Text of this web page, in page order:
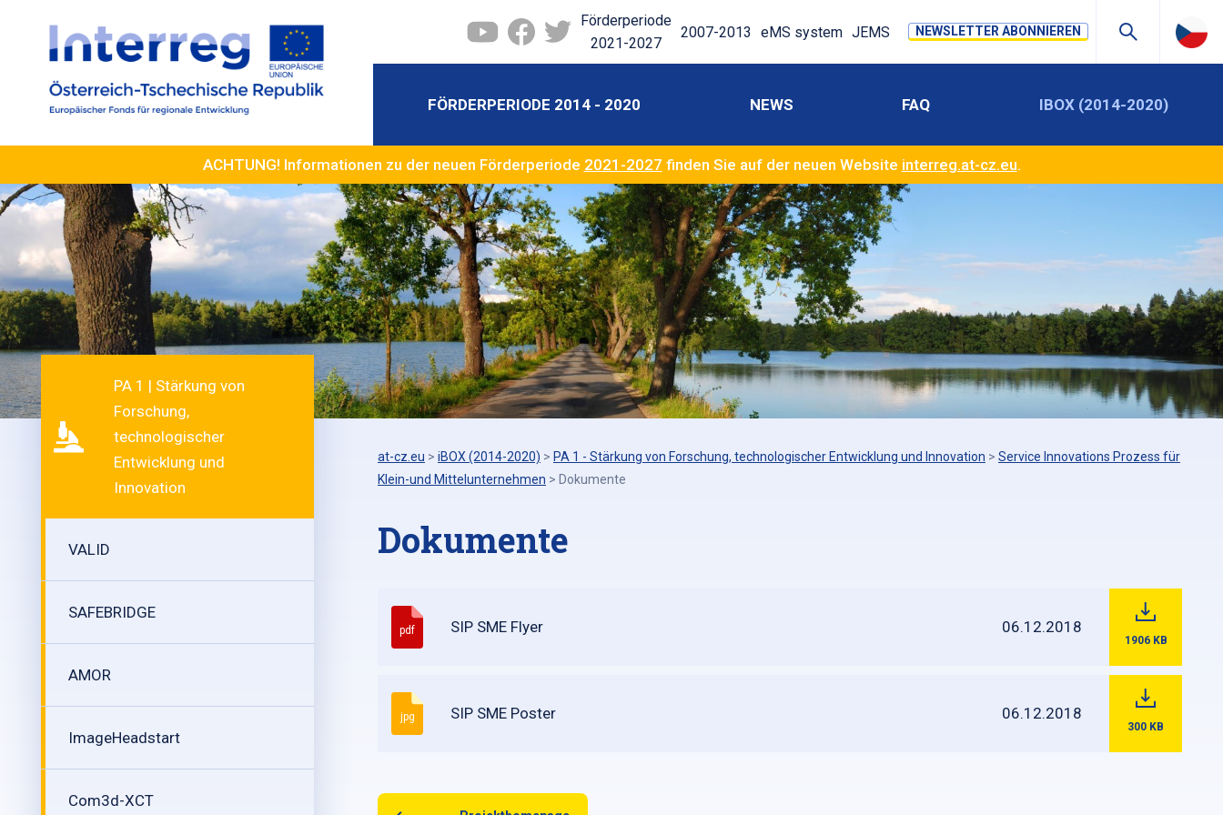
Förderperiode
2021-2027
2007-2013 eMS system JEMS NEWSLETTER ABONNIEREN
FÖRDERPERIODE 2014 - 2020 NEWS FAQ IBOX (2014-2020)
ACHTUNG! Informationen zu der neuen Förderperiode 2021-2027 finden Sie auf der neuen Website interreg.at-cz.eu.
PA 1 | Stärkung von
Forschung,
technologischer
Entwicklung und
Innovation
VALID
SAFEBRIDGE
AMOR
ImageHeadstart
Com3d-XCT
at-cz.eu > iBOX (2014-2020) > PA 1 - Stärkung von Forschung, technologischer Entwicklung und Innovation > Service Innovations Prozess für
Klein-und Mittelunternehmen > Dokumente
Dokumente
pdf SIP SME Flyer 06.12.2018
1906 KB
jpg SIP SME Poster 06.12.2018
300 KB